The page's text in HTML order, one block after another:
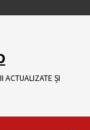
ACTUALIZATE ȘI